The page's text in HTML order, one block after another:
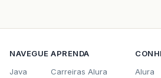
NAVEGUE
Java
APRENDA
Carreiras Alura
Alura